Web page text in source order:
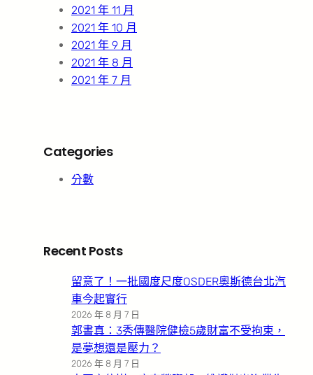
2021 年 11 月
2021 年 10 月
2021 年 9 月
2021 年 8 月
2021 年 7 月
Categories
分數
Recent Posts
留意了！一批國度尺度OSDER奧斯德台北汽
車今起實行
2026 年 8 月 7 日
郭書真：3秀傳醫院健檢5歲財富不受拘束，
是夢想還是壓力？
2026 年 8 月 7 日